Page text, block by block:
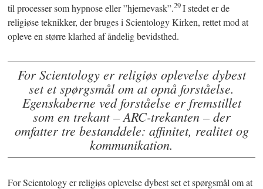
til processer som hypnose eller ”hjernevask”.29I stedet er de
religiøse teknikker, der bruges i Scientology Kirken, rettet mod at
opleve en større klarhed af åndelig bevidsthed.
For Scientology er religiøs oplevelse dybest
set et spørgsmål om at opnå forståelse.
Egenskaberne ved forståelse er fremstillet
som en trekant – ARC-trekanten – der
omfatter tre bestanddele: affinitet, realitet og
kommunikation.
For Scientology er religiøs oplevelse dybest set et spørgsmål om at